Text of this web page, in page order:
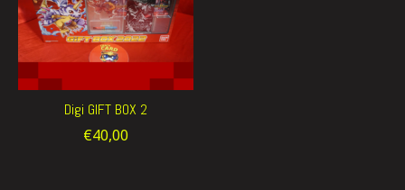
Digi GIFT BOX 2
€40,00